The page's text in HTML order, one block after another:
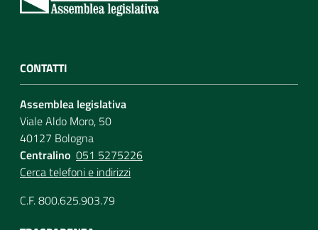
CONTATTI
Assemblea legislativa
Viale Aldo Moro, 50
40127 Bologna
Centralino 051 5275226
Cerca telefoni e indirizzi
C.F. 800.625.903.79